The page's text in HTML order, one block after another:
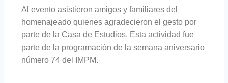
Al evento asistieron amigos y familiares del
homenajeado quienes agradecieron el gesto por
parte de la Casa de Estudios. Esta actividad fue
parte de la programación de la semana aniversario
número 74 del IMPM.